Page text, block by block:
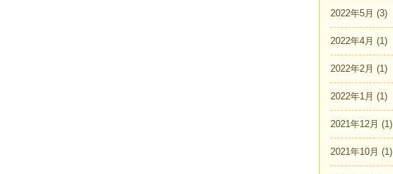
2022年5月 (3)
2022年4月 (1)
2022年2月 (1)
2022年1月 (1)
2021年12月 (1)
2021年10月 (1)